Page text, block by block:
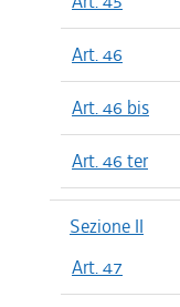
Art. 46
Art. 46 bis
Art. 46 ter
Sezione II
Art. 47